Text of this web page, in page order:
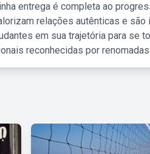
entrega é completa ao
relações autênticas e
em sua trajetória para se
reconhecidas por